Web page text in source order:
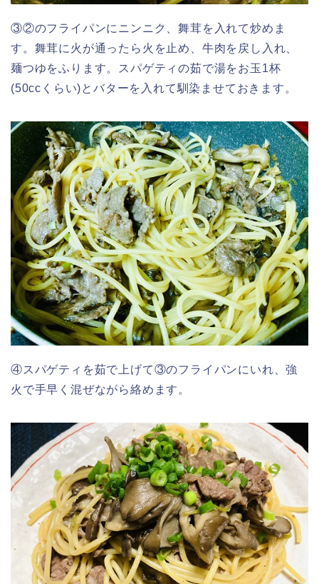
③②のフライパンにニンニク、舞茸を入れて炒めま
す。舞茸に火が通ったら火を止め、牛肉を戻し入れ、
麺つゆをふります。スパゲティの茹で湯をお玉1杯
(50ccくらい)とバターを入れて馴染ませておきます。
④スパゲティを茹で上げて③のフライパンにいれ、強
火で手早く混ぜながら絡めます。